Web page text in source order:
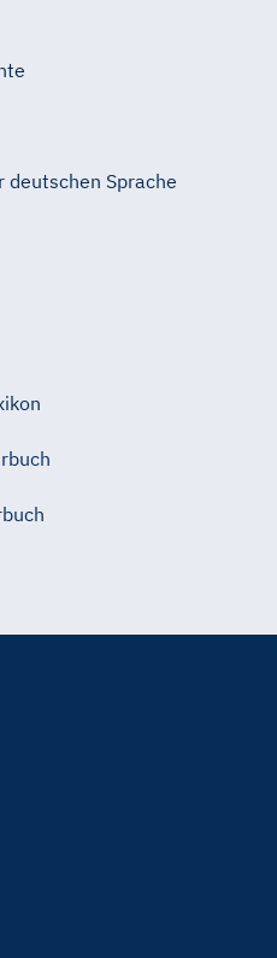
deutschen Sprache